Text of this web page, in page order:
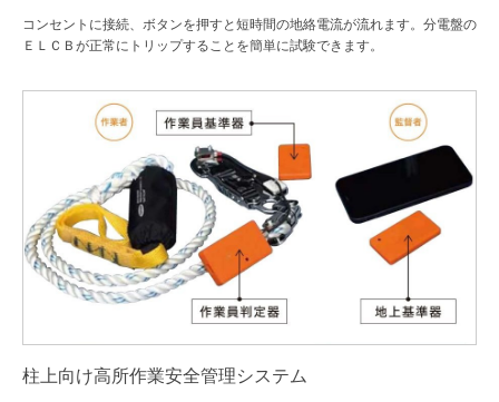
コンセントに接続、ボタンを押すと短時間の地絡電流が流れます。分電盤の
ＥＬＣＢが正常にトリップすることを簡単に試験できます。
柱上向け高所作業安全管理システム